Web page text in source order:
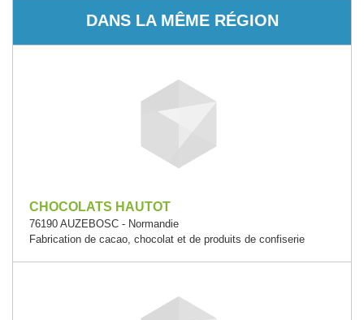
DANS LA MÊME RÉGION
CHOCOLATS HAUTOT
76190 AUZEBOSC - Normandie
Fabrication de cacao, chocolat et de produits de confiserie